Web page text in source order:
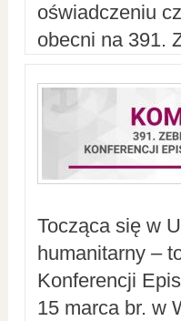
oświadczeniu
obecni na 391.
Tocząca się w
humanitarny –
Konferencji
15 marca br. w